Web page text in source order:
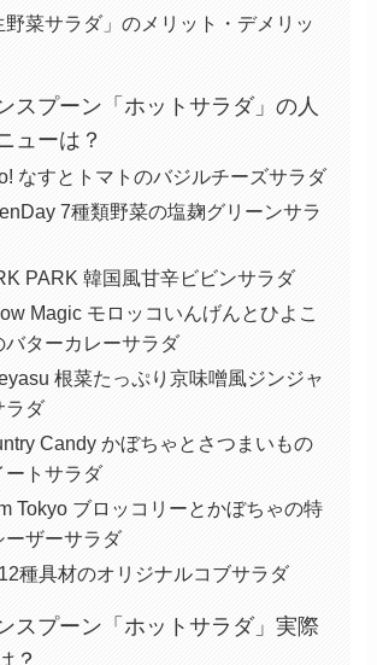
野菜サラダ」のメリット・デメリッ
スプーン「ホットサラダ」の人
ューは？
なすとトマトのバジルチーズサラダ
7種類野菜の塩麹グリーンサラ
PARK 韓国風甘辛ビビンサラダ
Magic モロッコいんげんとひよこ
バターカレーサラダ
根菜たっぷり京味噌風ジンジャ
ラダ
Candy かぼちゃとさつまいもの
ートサラダ
Tokyo ブロッコリーとかぼちゃの特
ーザーサラダ
種具材のオリジナルコブサラダ
スプーン「ホットサラダ」実際